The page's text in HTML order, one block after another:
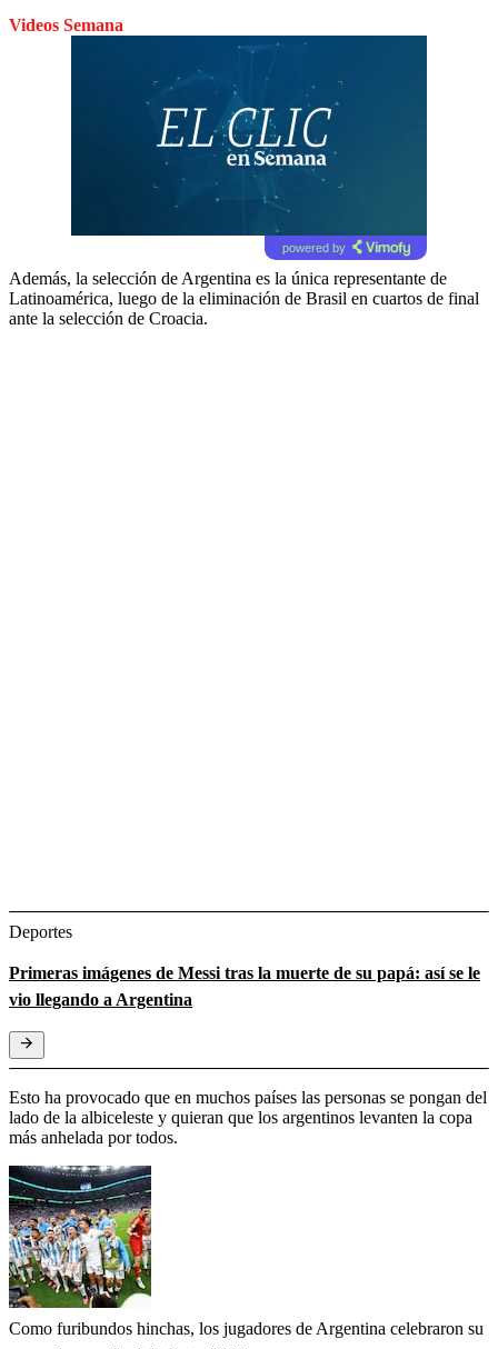
Videos Semana
powered by
Además, la selección de Argentina es la única representante de
Latinoamérica, luego de la eliminación de Brasil en cuartos de final
ante la selección de Croacia.
Deportes
Primeras imágenes de Messi tras la muerte de su papá: así se le
vio llegando a Argentina
Esto ha provocado que en muchos países las personas se pongan del
lado de la albiceleste y quieran que los argentinos levanten la copa
más anhelada por todos.
Como furibundos hinchas, los jugadores de Argentina celebraron su